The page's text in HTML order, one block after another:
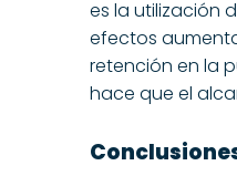
es la utilización
efectos
retención en la
hace que el